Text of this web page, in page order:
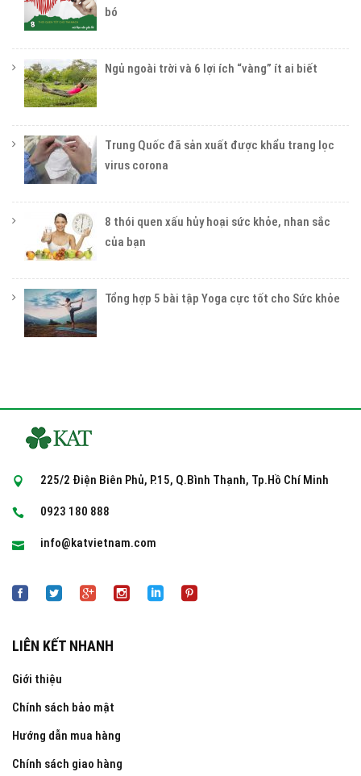
bó
Ngủ ngoài trời và 6 lợi ích “vàng” ít ai biết
Trung Quốc đã sản xuất được khẩu trang lọc
virus corona
8 thói quen xấu hủy hoại sức khỏe, nhan sắc
của bạn
Tổng hợp 5 bài tập Yoga cực tốt cho Sức khỏe
225/2 Điện Biên Phủ, P.15, Q.Bình Thạnh, Tp.Hồ Chí Minh
0923 180 888
info@katvietnam.com
LIÊN KẾT NHANH
Giới thiệu
Chính sách bảo mật
Hướng dẫn mua hàng
Chính sách giao hàng